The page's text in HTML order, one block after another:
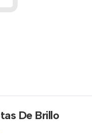
De Brillo